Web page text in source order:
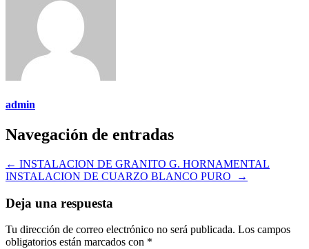
admin
Navegación de entradas
← INSTALACION DE GRANITO G. HORNAMENTAL
INSTALACION DE CUARZO BLANCO PURO
→
Deja una respuesta
Tu dirección de correo electrónico no será publicada. Los campos
obligatorios están marcados con *